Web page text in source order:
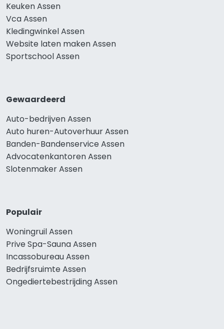
Keuken Assen
Vca Assen
Kledingwinkel Assen
Website laten maken Assen
Sportschool Assen
Gewaardeerd
Auto-bedrijven Assen
Auto huren-Autoverhuur Assen
Banden-Bandenservice Assen
Advocatenkantoren Assen
Slotenmaker Assen
Populair
Woningruil Assen
Prive Spa-Sauna Assen
Incassobureau Assen
Bedrijfsruimte Assen
Ongediertebestrijding Assen